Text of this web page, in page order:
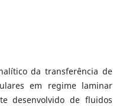
da transferência de
em regime laminar
desenvolvido de fluidos